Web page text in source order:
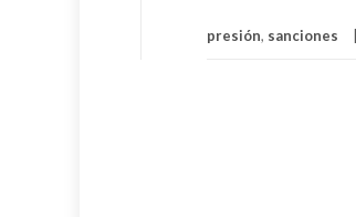
presión, sanciones